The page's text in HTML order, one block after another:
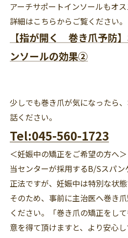
アーチサポートインソールもオス
詳細はこちらからご覧ください。
【指が開く 巻き爪予防
ンソールの効果②
少しでも巻き爪が気になったら
話ください。
Tel:045-560-1723
＜妊娠中の矯正をご希望の方へ＞
当センターが採用するB/Sスパ
正法ですが、妊娠中は特別な状態
そのため、事前に主治医へ巻き
ください。「巻き爪の矯正をし
意を得て頂けますと、より安心